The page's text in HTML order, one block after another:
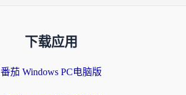
下载应用
番茄 Windows PC电脑版